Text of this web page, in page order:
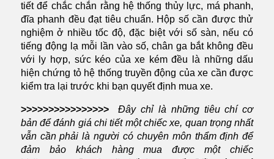
tiết để chắc chắn rằng hệ thống thủy lực, má phanh,
đĩa phanh đều đạt tiêu chuẩn. Hộp số cần được thử
nghiệm ở nhiều tốc độ, đặc biệt với số sàn, nếu có
tiếng động lạ mỗi lần vào số, chân ga bắt không đều
với ly hợp, sức kéo của xe kém đều là những dấu
hiện chứng tỏ hệ thống truyền động của xe cần được
kiểm tra lại trước khi bạn quyết định mua xe.
>>>>>>>>>>>>>>>>
Đây chỉ là những tiêu chí cơ
bản để đánh giá chi tiết một chiếc xe, quan trọng nhất
vẫn cần phải là người có chuyên môn thẩm định để
đảm bảo khách hàng mua được một chiếc